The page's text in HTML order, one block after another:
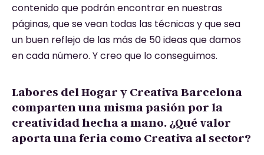
contenido que podrán encontrar en nuestras
páginas, que se vean todas las técnicas y que sea
un buen reflejo de las más de 50 ideas que damos
en cada número. Y creo que lo conseguimos.
Labores del Hogar y Creativa Barcelona
comparten una misma pasión por la
creatividad hecha a mano. ¿Qué valor
aporta una feria como Creativa al sector?